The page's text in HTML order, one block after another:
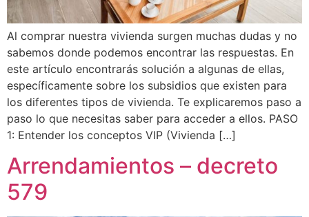
Al comprar nuestra vivienda surgen muchas dudas y no
sabemos donde podemos encontrar las respuestas. En
este artículo encontrarás solución a algunas de ellas,
específicamente sobre los subsidios que existen para
los diferentes tipos de vivienda. Te explicaremos paso a
paso lo que necesitas saber para acceder a ellos. PASO
1: Entender los conceptos VIP (Vivienda […]
Arrendamientos – decreto
579